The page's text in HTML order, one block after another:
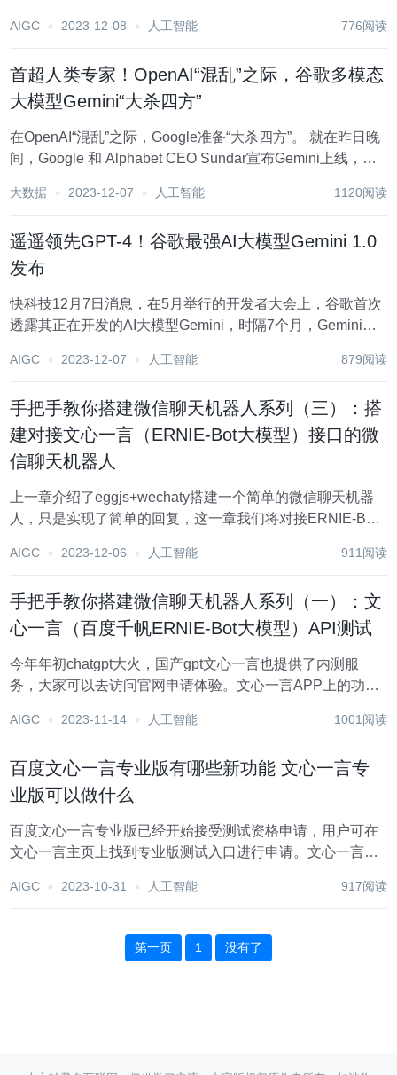
备智能、加速反应速度，无需依赖互联网连接。 虽然Gemini
AIGC 2023-12-08 人工智能 776阅读
首超人类专家！OpenAI“混乱”之际，谷歌多模态
大模型Gemini“大杀四方”
在OpenAI“混乱”之际，Google准备“大杀四方”。 就在昨日晚
间，Google 和 Alphabet CEO Sundar宣布Gemini上线，并
Gemini的关键词是“多模态”，Go...
大数据 2023-12-07 人工智能 1120阅读
遥遥领先GPT-4！谷歌最强AI大模型Gemini 1.0
发布
快科技12月7日消息，在5月举行的开发者大会上，谷歌首次
透露其正在开发的AI大模型Gemini，时隔7个月，Gemini终
1.0，这是谷歌迄今为止构建的最强大、最通用、最灵活的模
AIGC 2023-12-07 人工智能 879阅读
手把手教你搭建微信聊天机器人系列（三）：搭
建对接文心一言（ERNIE-Bot大模型）接口的微
信聊天机器人
上一章介绍了eggjs+wechaty搭建一个简单的微信聊天机器
人，只是实现了简单的回复，这一章我们将对接ERNIE-Bot
AIGC 2023-12-06 人工智能 911阅读
手把手教你搭建微信聊天机器人系列（一）：文
心一言（百度千帆ERNIE-Bot大模型）API测试
今年年初chatgpt大火，国产gpt文心一言也提供了内测服
务，大家可以去访问官网申请体验。文心一言APP上的功能
入文心一言的能力，比如开发一个聊天机器人，要怎么做
AIGC 2023-11-14 人工智能 1001阅读
百度文心一言专业版有哪些新功能 文心一言专
业版可以做什么
百度文心一言专业版已经开始接受测试资格申请，用户可在
文心一言主页上找到专业版测试入口进行申请。文心一言专
心一言专业版已经在官网开启测试申请（点击进入官网）。
AIGC 2023-10-31 人工智能 917阅读
第一页 1 没有了